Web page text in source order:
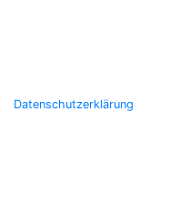
Datenschutzerklärung